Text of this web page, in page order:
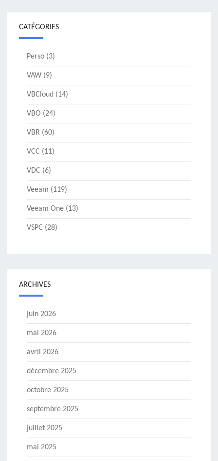
CATÉGORIES
Perso (3)
VAW (9)
VBCloud (14)
VBO (24)
VBR (60)
VCC (11)
VDC (6)
Veeam (119)
Veeam One (13)
VSPC (28)
ARCHIVES
juin 2026
mai 2026
avril 2026
décembre 2025
octobre 2025
septembre 2025
juillet 2025
mai 2025